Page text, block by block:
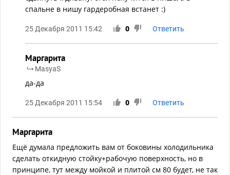
спальне в нишу гардеробная встанет :)
25 Декабря 2011 15:42 0 Ответить
Маргарита
MasyaS
да-да
25 Декабря 2011 15:54 0 Ответить
Маргарита
Ещё думала предложить вам от боковины холодильника
сделать откидную стойку+рабочую поверхность, но в
принципе, тут между мойкой и плитой см 80 будет, не так